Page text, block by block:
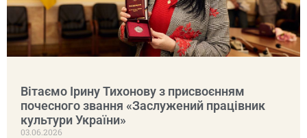
Вітаємо Ірину Тихонову з присвоєнням
почесного звання «Заслужений працівник
культури України»
03.06.2026